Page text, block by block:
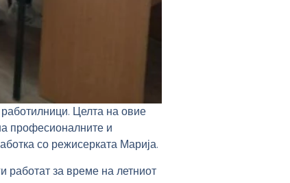
Целта на овие
професионалните и
со режисерката Марија.
работат за време на летниот